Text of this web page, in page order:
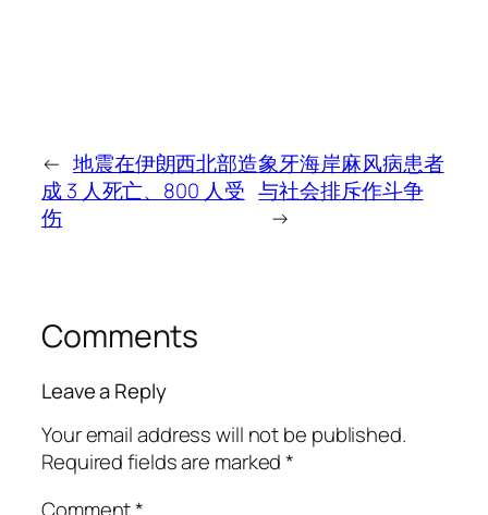
← 地震在伊朗西北部造
成 3 人死亡、800 人受
伤
象牙海岸麻风病患者
与社会排斥作斗争
→
Comments
Leave a Reply
Your email address will not be published.
Required fields are marked*
Comment*